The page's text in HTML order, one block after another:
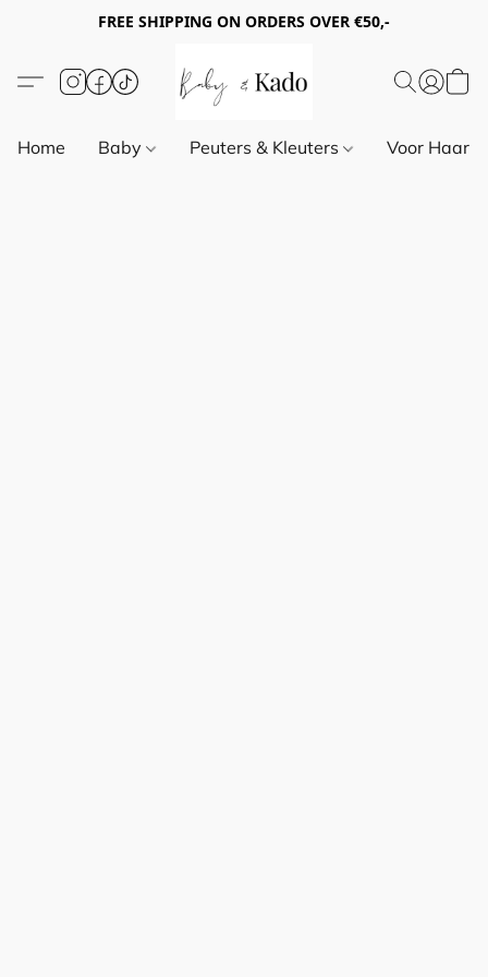
FREE SHIPPING ON ORDERS OVER €50,-
Home Baby Peuters & Kleuters Voor Haar